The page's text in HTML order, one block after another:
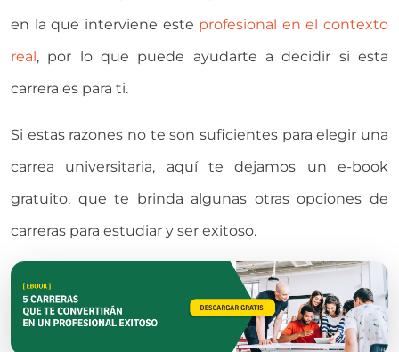
en la que interviene este profesional en el contexto
real, por lo que puede ayudarte a decidir si esta
carrera es para ti.
Si estas razones no te son suficientes para elegir una
carrea universitaria, aquí te dejamos un e-book
gratuito, que te brinda algunas otras opciones de
carreras para estudiar y ser exitoso.